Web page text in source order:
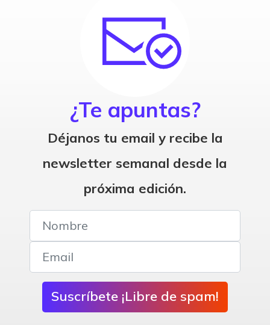
¿Te apuntas?
Déjanos tu email y recibe la
newsletter semanal desde la
próxima edición.
Suscríbete ¡Libre de spam!